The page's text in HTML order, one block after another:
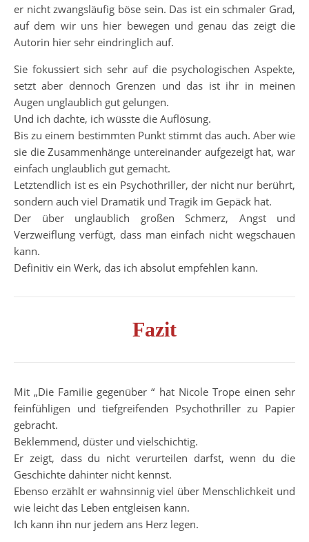
er nicht zwangsläufig böse sein. Das ist ein schmaler Grad,
auf dem wir uns hier bewegen und genau das zeigt die
Autorin hier sehr eindringlich auf.
Sie fokussiert sich sehr auf die psychologischen Aspekte,
setzt aber dennoch Grenzen und das ist ihr in meinen
Augen unglaublich gut gelungen.
Und ich dachte, ich wüsste die Auflösung.
Bis zu einem bestimmten Punkt stimmt das auch. Aber wie
sie die Zusammenhänge untereinander aufgezeigt hat, war
einfach unglaublich gut gemacht.
Letztendlich ist es ein Psychothriller, der nicht nur berührt,
sondern auch viel Dramatik und Tragik im Gepäck hat.
Der über unglaublich großen Schmerz, Angst und
Verzweiflung verfügt, dass man einfach nicht wegschauen
kann.
Definitiv ein Werk, das ich absolut empfehlen kann.
Fazit
Mit „Die Familie gegenüber “ hat Nicole Trope einen sehr
feinfühligen und tiefgreifenden Psychothriller zu Papier
gebracht.
Beklemmend, düster und vielschichtig.
Er zeigt, dass du nicht verurteilen darfst, wenn du die
Geschichte dahinter nicht kennst.
Ebenso erzählt er wahnsinnig viel über Menschlichkeit und
wie leicht das Leben entgleisen kann.
Ich kann ihn nur jedem ans Herz legen.